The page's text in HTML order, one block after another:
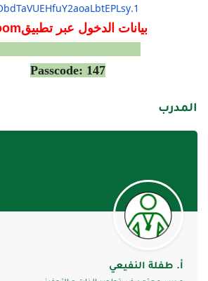
.1
بيانات الدخول عبر تطبيقm
Passcode: 147
المدرب
أ. طفلة النفيعي